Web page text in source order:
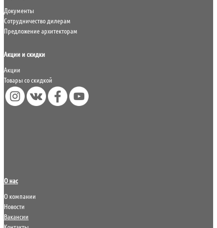
Документы
Сотрудничество дилерам
Предложение архитекторам
Акции и скидки
Акции
Товары со скидкой
О нас
О компании
Новости
Вакансии